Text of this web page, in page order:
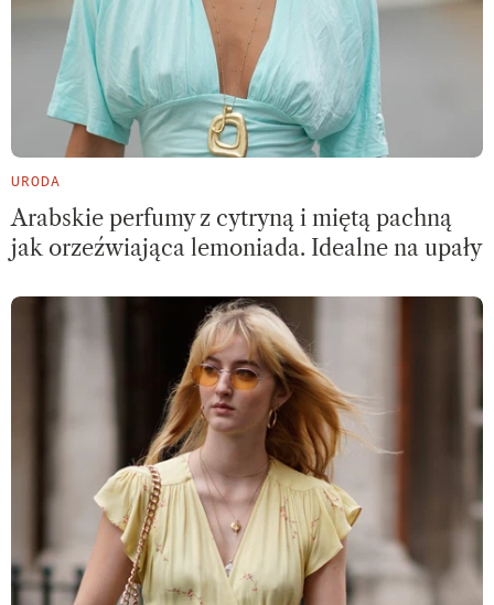
URODA
Arabskie perfumy z cytryną i miętą pachną
jak orzeźwiająca lemoniada. Idealne na upały